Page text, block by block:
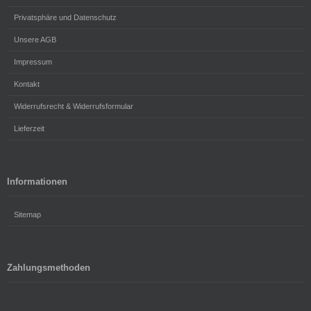
Privatsphäre und Datenschutz
Unsere AGB
Impressum
Kontakt
Widerrufsrecht & Widerrufsformular
Lieferzeit
Informationen
Sitemap
Zahlungsmethoden